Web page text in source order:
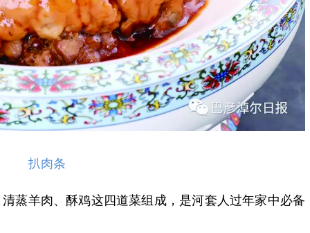
扒肉条
蒸羊肉、酥鸡这四道菜组成，是河套人过年家中必备